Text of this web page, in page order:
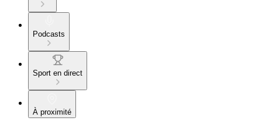
Podcasts
Sport en direct
À proximité